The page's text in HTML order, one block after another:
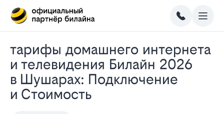
Тарифы домашнего интернета
и телевидения Билайн 2026
в Шушарах: Подключение
и Стоимость